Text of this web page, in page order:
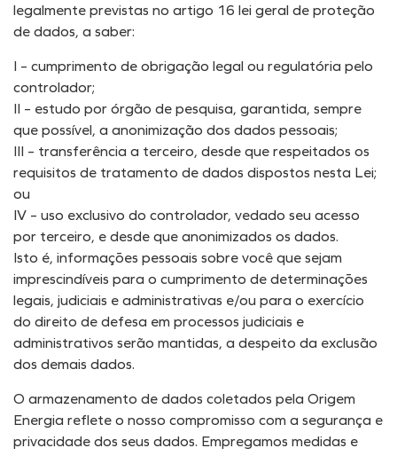
legalmente previstas no artigo 16 lei geral de proteção
de dados, a saber:
I – cumprimento de obrigação legal ou regulatória pelo
controlador;
II – estudo por órgão de pesquisa, garantida, sempre
que possível, a anonimização dos dados pessoais;
III – transferência a terceiro, desde que respeitados os
requisitos de tratamento de dados dispostos nesta Lei;
ou
IV – uso exclusivo do controlador, vedado seu acesso
por terceiro, e desde que anonimizados os dados.
Isto é, informações pessoais sobre você que sejam
imprescindíveis para o cumprimento de determinações
legais, judiciais e administrativas e/ou para o exercício
do direito de defesa em processos judiciais e
administrativos serão mantidas, a despeito da exclusão
dos demais dados.
O armazenamento de dados coletados pela Origem
Energia reflete o nosso compromisso com a segurança e
privacidade dos seus dados. Empregamos medidas e